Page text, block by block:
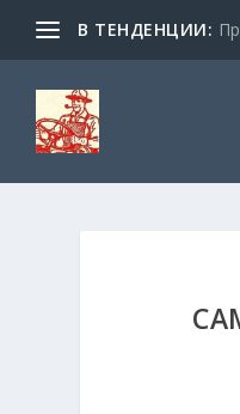
В ТЕНДЕНЦИИ: